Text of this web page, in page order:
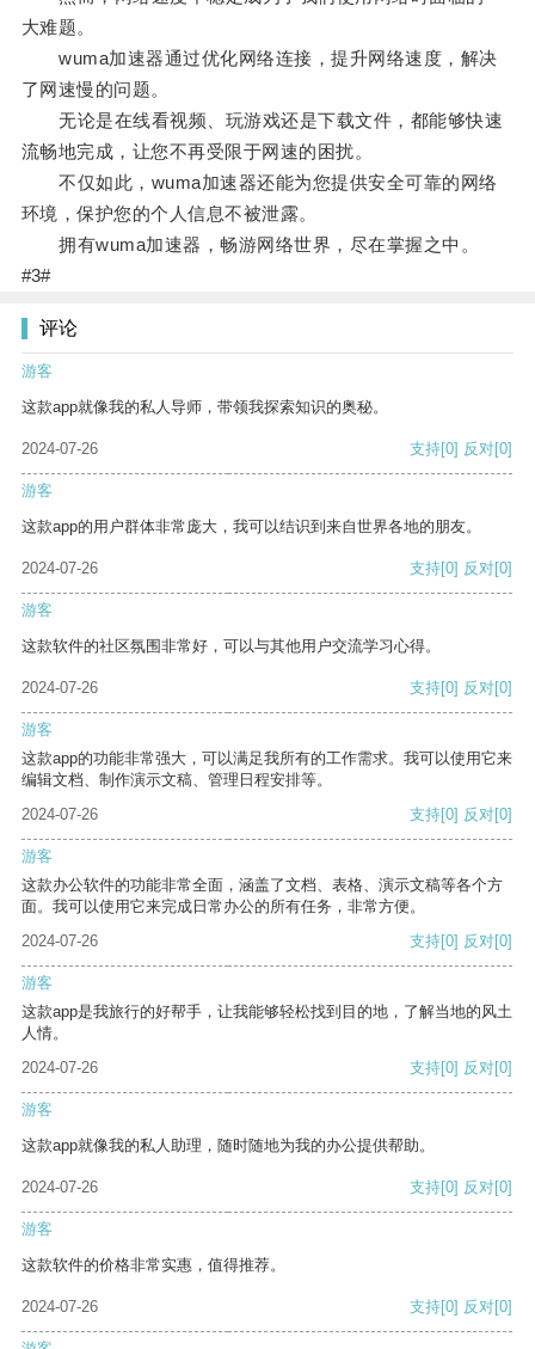
大难题。
wuma加速器通过优化网络连接，提升网络速度，解决
了网速慢的问题。
无论是在线看视频、玩游戏还是下载文件，都能够快速
流畅地完成，让您不再受限于网速的困扰。
不仅如此，wuma加速器还能为您提供安全可靠的网络
环境，保护您的个人信息不被泄露。
拥有wuma加速器，畅游网络世界，尽在掌握之中。
#3#
评论
游客
这款app就像我的私人导师，带领我探索知识的奥秘。
2024-07-26 支持[0] 反对[0]
游客
这款app的用户群体非常庞大，我可以结识到来自世界各地的朋友。
2024-07-26 支持[0] 反对[0]
游客
这款软件的社区氛围非常好，可以与其他用户交流学习心得。
2024-07-26 支持[0] 反对[0]
游客
这款app的功能非常强大，可以满足我所有的工作需求。我可以使用它来
编辑文档、制作演示文稿、管理日程安排等。
2024-07-26
支持[0] 反对[0]
游客
这款办公软件的功能非常全面，涵盖了文档、表格、演示文稿等各个方
面。我可以使用它来完成日常办公的所有任务，非常方便。
2024-07-26
支持[0] 反对[0]
游客
这款app是我旅行的好帮手，让我能够轻松找到目的地，了解当地的风土
人情。
2024-07-26
支持[0] 反对[0]
游客
这款app就像我的私人助理，随时随地为我的办公提供帮助。
2024-07-26 支持[0] 反对[0]
游客
这款软件的价格非常实惠，值得推荐。
2024-07-26 支持[0] 反对[0]